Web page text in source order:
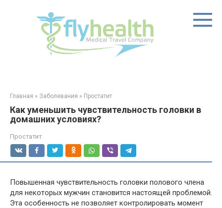
Главная » Заболевания » Простатит
Как уменьшить чувствительность головки в
домашних условиях?
Простатит
Повышенная чувствительность головки полового члена
для некоторых мужчин становится настоящей проблемой.
Эта особенность не позволяет контролировать момент